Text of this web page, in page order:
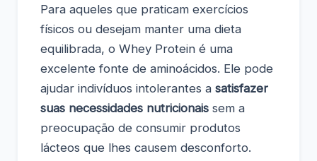
Para aqueles que praticam exercícios
físicos ou desejam manter uma dieta
equilibrada, o Whey Protein é uma
excelente fonte de aminoácidos. Ele pode
ajudar indivíduos intolerantes a satisfazer
suas necessidades nutricionais sem a
preocupação de consumir produtos
lácteos que lhes causem desconforto.